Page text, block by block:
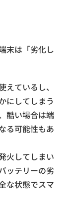
末は「劣化し
えているし、
にしてしまう
酷い場合は端
る可能性もあ
火してしまい
ッテリーの劣
な状態でスマ